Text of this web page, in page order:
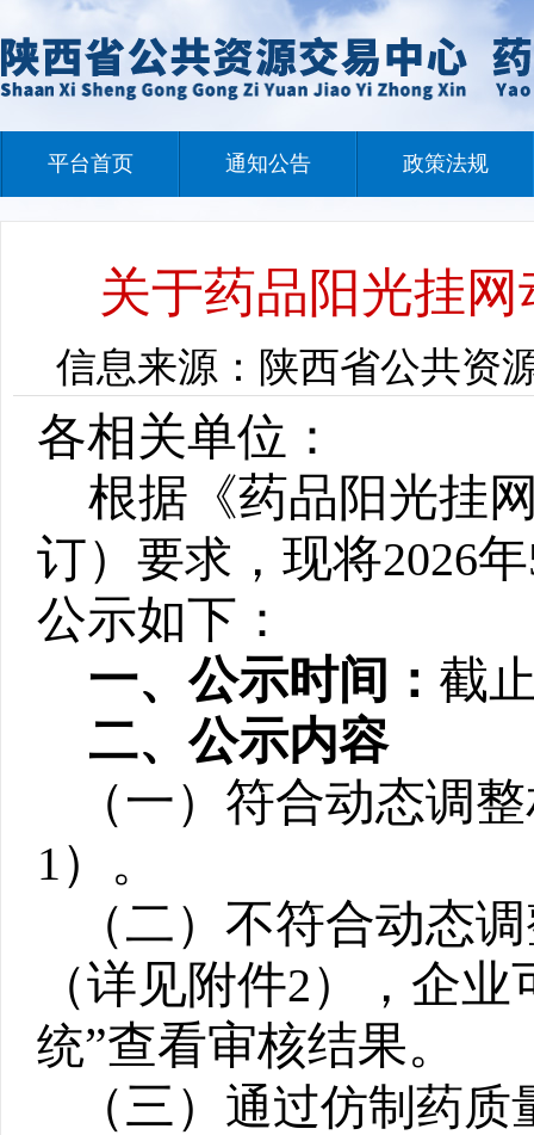
平台首页 通知公告 政策法规
关于药品阳光挂
信息来源：陕西省公共资
各相关单位：
根据《药品阳光挂
订） 要求 ，现将2026年
公示如下：
一、公示时间： 截
二、公示内容
（一）符合动态调
1）。
（二）不符合动态
（详见附件2），企业
统”查看审核结果。
（三） 通过仿制药质